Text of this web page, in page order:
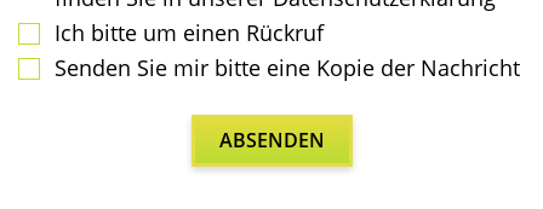
Ich bit­te um einen Rückruf
Sen­den Sie mir bit­te eine Kopie der Nachricht